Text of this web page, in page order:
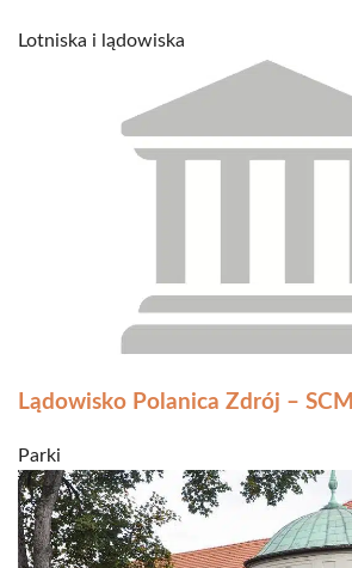
Lotniska i lądowiska
Lądowisko Polanica Zdrój – SCM
Parki